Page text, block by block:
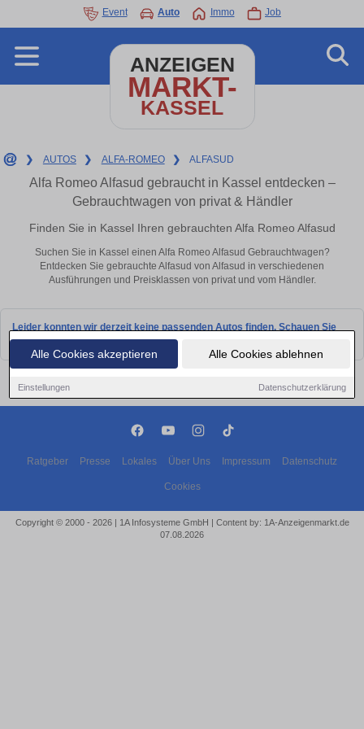
Alle Cookies akzeptieren Alle Cookies ablehnen
Einstellungen Datenschutzerklärung
Event Auto Immo Job
ANZEIGEN
MARKT-
KASSEL
❯ AUTOS ❯ ALFA-ROMEO ❯ ALFASUD
Alfa Romeo Alfasud gebraucht in Kassel entdecken –
Gebrauchtwagen von privat & Händler
Finden Sie in Kassel Ihren gebrauchten Alfa Romeo Alfasud
Suchen Sie in Kassel einen Alfa Romeo Alfasud Gebrauchtwagen?
Entdecken Sie gebrauchte Alfasud von Alfasud in verschiedenen
Ausführungen und Preisklassen von privat und vom Händler.
Leider konnten wir derzeit keine passenden Autos finden. Schauen Sie
bald wieder vorbei!
Ratgeber Presse Lokales Über Uns Impressum Datenschutz
Cookies
Copyright © 2000 - 2026 | 1A Infosysteme GmbH | Content by: 1A-Anzeigenmarkt.de
07.08.2026